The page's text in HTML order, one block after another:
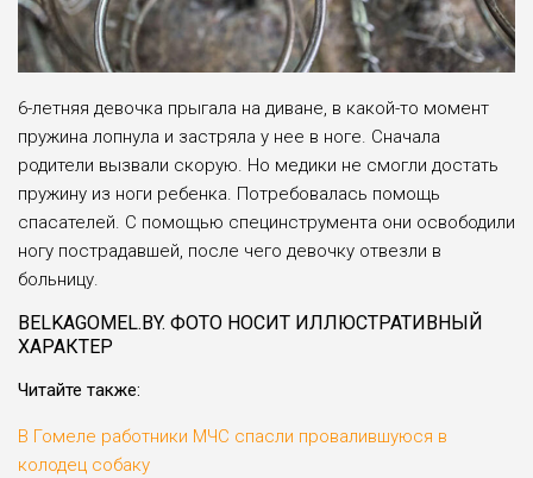
6-летняя девочка прыгала на диване, в какой-то момент
пружина лопнула и застряла у нее в ноге. Сначала
родители вызвали скорую. Но медики не смогли достать
пружину из ноги ребенка. Потребовалась помощь
спасателей. С помощью специнструмента они освободили
ногу пострадавшей, после чего девочку отвезли в
больницу.
BELKAGOMEL.BY. ФОТО НОСИТ ИЛЛЮСТРАТИВНЫЙ
ХАРАКТЕР
Читайте также:
В Гомеле работники МЧС спасли провалившуюся в
колодец собаку